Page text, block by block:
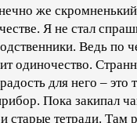
же
Я не стал
Ведь по
одиночество.
для него – это
Пока закипал
старые тетради. Там